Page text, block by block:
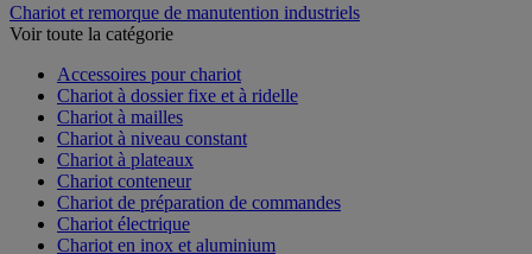
Chariot et remorque de manutention industriels
Voir toute la catégorie
Accessoires pour chariot
Chariot à dossier fixe et à ridelle
Chariot à mailles
Chariot à niveau constant
Chariot à plateaux
Chariot conteneur
Chariot de préparation de commandes
Chariot électrique
Chariot en inox et aluminium